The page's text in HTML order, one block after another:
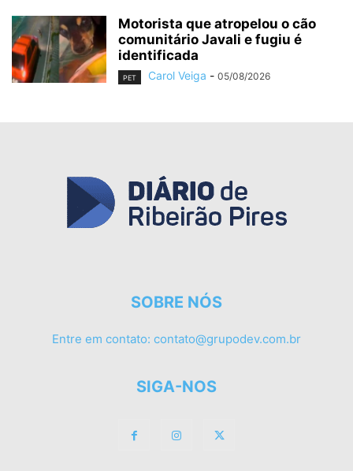
Motorista que atropelou o cão
comunitário Javali e fugiu é
identificada
PET Carol Veiga - 05/08/2026
SOBRE NÓS
Entre em contato: contato@grupodev.com.br
SIGA-NOS